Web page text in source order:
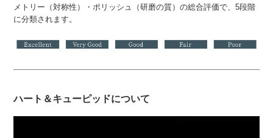
メトリー（対称性）・ポリッシュ（研磨の質）の総合評価で、5段階
に分類されます。
ハート＆キューピッドについて